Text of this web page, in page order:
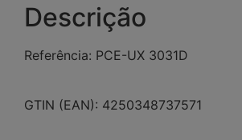
Descrição
Referência: PCE-UX 3031D
GTIN (EAN): 4250348737571